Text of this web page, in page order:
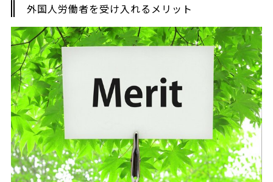
外国人労働者を受け入れるメリット